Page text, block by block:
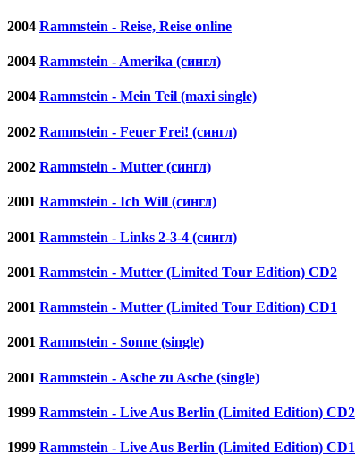
2004 Rammstein - Reise, Reise online
2004 Rammstein - Amerika (сингл)
2004 Rammstein - Mein Teil (maxi single)
2002 Rammstein - Feuer Frei! (сингл)
2002 Rammstein - Mutter (сингл)
2001 Rammstein - Ich Will (сингл)
2001 Rammstein - Links 2-3-4 (сингл)
2001 Rammstein - Mutter (Limited Tour Edition) CD2
2001 Rammstein - Mutter (Limited Tour Edition) CD1
2001 Rammstein - Sonne (single)
2001 Rammstein - Asche zu Asche (single)
1999 Rammstein - Live Aus Berlin (Limited Edition) CD2
1999 Rammstein - Live Aus Berlin (Limited Edition) CD1